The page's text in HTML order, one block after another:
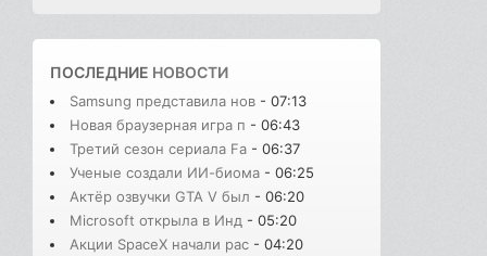
ПОСЛЕДНИЕ НОВОСТИ
Samsung представила нов - 07:13
Новая браузерная игра п - 06:43
Третий сезон сериала Fa - 06:37
Ученые создали ИИ-биома - 06:25
Актёр озвучки GTA V был - 06:20
Microsoft открыла в Инд - 05:20
Акции SpaceX начали рас - 04:20